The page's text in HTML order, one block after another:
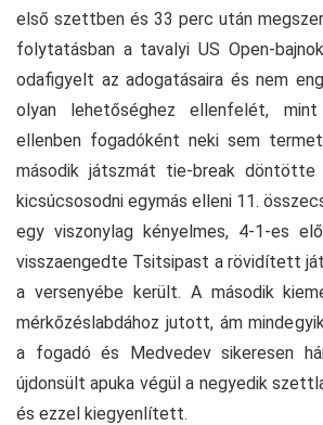
első szettben és 33 perc után
folytatásban a tavalyi US Open-
odafigyelt az adogatásaira és nem
olyan lehetőséghez ellenfelét,
ellenben fogadóként neki sem
második játszmát tie-break
kicsúcsosodni egymás elleni 11.
egy viszonylag kényelmes, 4-1-es
visszaengedte Tsitsipast a rövidített
a versenyébe került. A második
mérkőzéslabdához jutott, ám
a fogadó és Medvedev sikeresen
újdonsült apuka végül a negyedik
és ezzel kiegyenlített.